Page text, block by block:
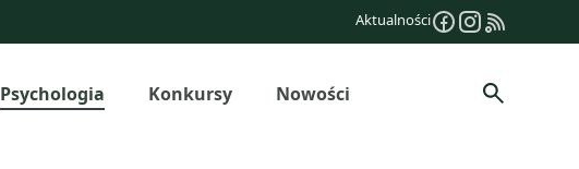
Aktualności
Psychologia Konkursy Nowości Szukaj